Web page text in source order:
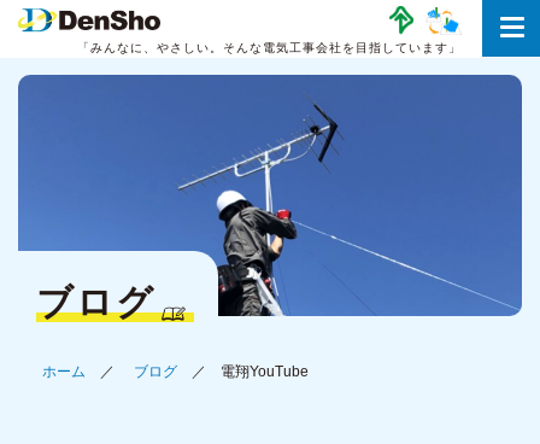
「みんなに、やさしい。 そんな電気工事会社を目指しています」
ブログ
ホーム ブログ 電翔YouTube